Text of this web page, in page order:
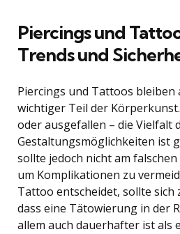
Piercings und
Trends und
Piercings und Tattoos bleiben
wichtiger Teil der
oder ausgefallen – die Vielfalt
Gestaltungsmöglichkeiten ist
sollte jedoch nicht am
um Komplikationen zu
Tattoo entscheidet, sollte sich
dass eine Tätowierung in der
allem auch dauerhafter ist als